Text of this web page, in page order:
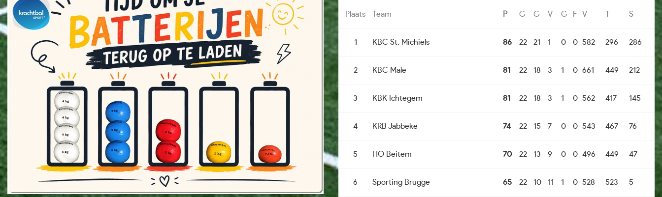
Plaats Team P G G V G F V S
1 KBC St. Michiels 86 22 21 1 0 0 582 296 286
2 KBC Male 81 22 18 3 1 0 661 449 212
3 KBK Ichtegem 81 22 18 3 1 0 562 417 145
4 KRB Jabbeke 74 22 15 7 0 0 543 467 76
5 HO Beitem 70 22 13 9 0 0 496 449 47
6 Sporting Brugge 65 22 10 11 1 0 528 523 5